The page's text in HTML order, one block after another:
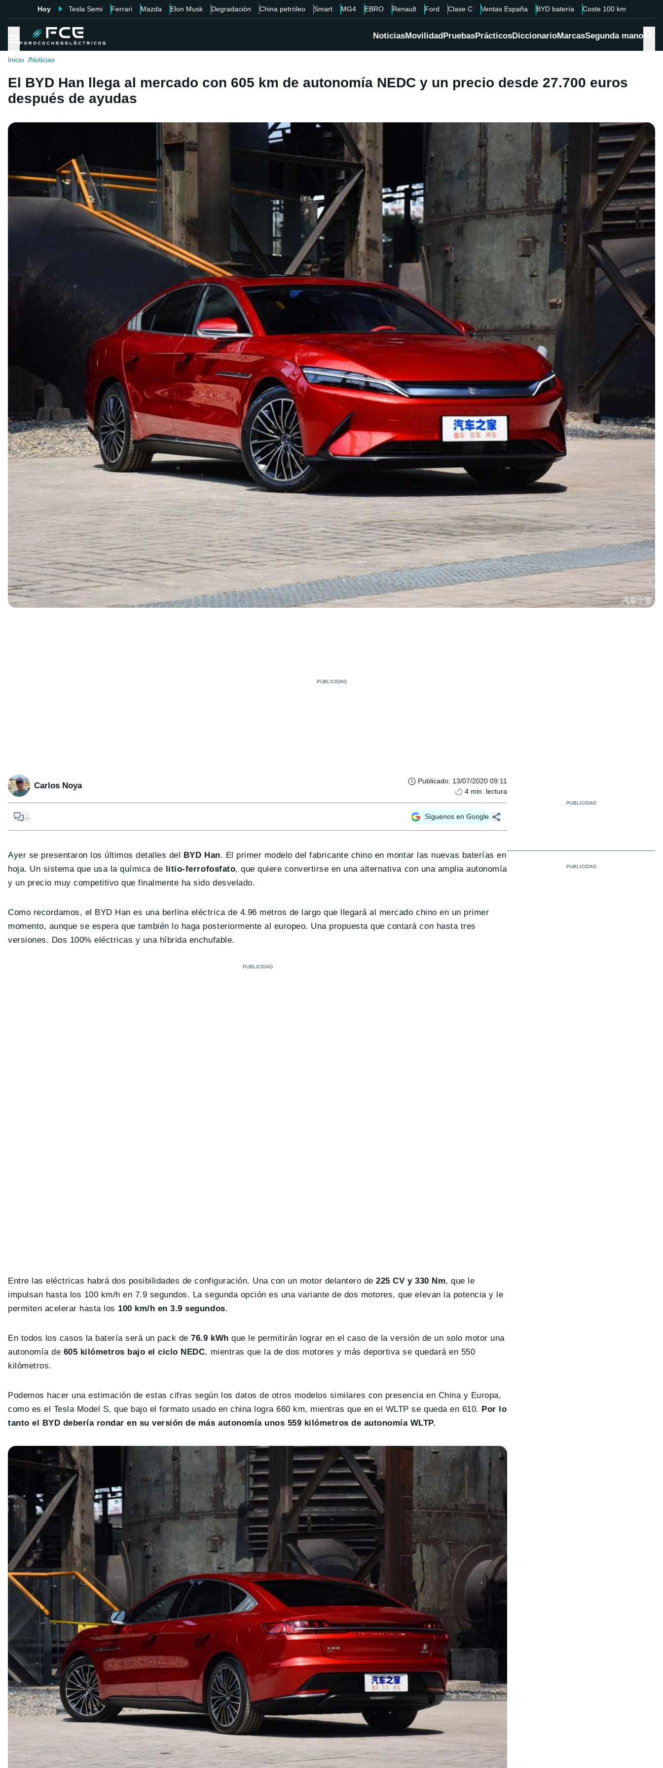
Hoy Tesla Semi Ferrari Mazda Elon Musk Degradación China petróleo Smart MG4 EBRO Renault Ford Clase C Ventas España BYD batería Coste 100 km
NoticiasMovilidadPruebasPrácticosDiccionarioMarcasSegunda mano
Inicio Noticias
El BYD Han llega al mercado con 605 km de autonomía NEDC y un precio desde 27.700 euros
después de ayudas
Carlos Noya Publicado: 13/07/2020 09:11
4 min. lectura
Síguenos en Google
Ayer se presentaron los últimos detalles del BYD Han. El primer modelo del fabricante chino en montar las nuevas baterías en
hoja. Un sistema que usa la química de litio-ferrofosfato, que quiere convertirse en una alternativa con una amplia autonomía
y un precio muy competitivo que finalmente ha sido desvelado.
Como recordamos, el BYD Han es una berlina eléctrica de 4.96 metros de largo que llegará al mercado chino en un primer
momento, aunque se espera que también lo haga posteriormente al europeo. Una propuesta que contará con hasta tres
versiones. Dos 100% eléctricas y una híbrida enchufable.
Entre las eléctricas habrá dos posibilidades de configuración. Una con un motor delantero de225 CV y 330 Nm, que le
impulsan hasta los 100 km/h en 7.9 segundos. La segunda opción es una variante de dos motores, que elevan la potencia y le
permiten acelerar hasta los 100 km/h en 3.9 segundos.
En todos los casos la batería será un pack de76.9 kWh que le permitirán lograr en el caso de la versión de un solo motor una
autonomía de 605 kilómetros bajo el ciclo NEDC, mientras que la de dos motores y más deportiva se quedará en 550
kilómetros.
Podemos hacer una estimación de estas cifras según los datos de otros modelos similares con presencia en China y Europa,
como es el Tesla Model S, que bajo el formato usado en china logra 660 km, mientras que en el WLTP se queda en 610. Por lo
tanto el BYD debería rondar en su versión de más autonomía unos 559 kilómetros de autonomía WLTP.